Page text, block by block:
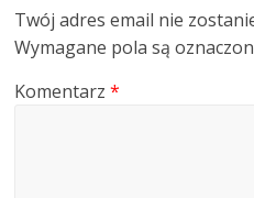
Twój adres email nie
Wymagane pola są
Komentarz*